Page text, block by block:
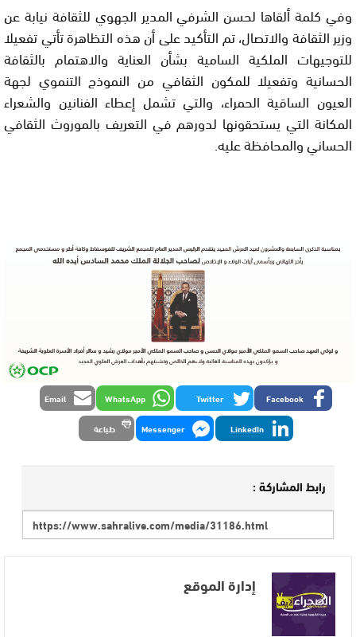
وفي كلمة ألقاها لحسن الشرفي المدير الجهوي للثقافة نيابة عن
وزير الثقافة والاتصال، تم التأكيد على أن هذه التظاهرة تأتي تفعيلا
للتوجيهات الملكية السامية بشأن العناية والاهتمام بالثقافة
الحسانية وتفعيلا للمكون الثقافي من النموذج التنموي لجهة
العيون الساقية الحمراء، والتي تشمل إعطاء الفنانين والشعراء
المكانة التي يستحقونها لدورهم في التعريف بالموروث الثقافي
الحساني والمحافظة عليه.
Facebook
Twitter
WhatsApp
Email
LinkedIn
Messenger طباعة
رابط المشاركة :
إدارة الموقع